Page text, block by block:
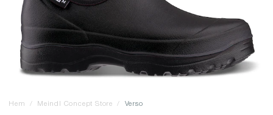
Hem Meindl Concept Store Verso